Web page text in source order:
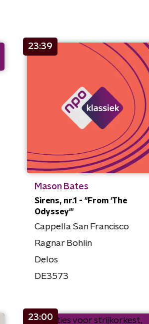
23:39
Mason Bates
Sirens, nr.1 - "From 'The
Odyssey'"
Cappella San Francisco
Ragnar Bohlin
Delos
DE3573
23:00